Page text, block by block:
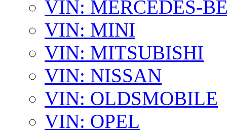
VIN: MERCEDES-
VIN: MINI
VIN: MITSUBISHI
VIN: NISSAN
VIN: OLDSMOBILE
VIN: OPEL